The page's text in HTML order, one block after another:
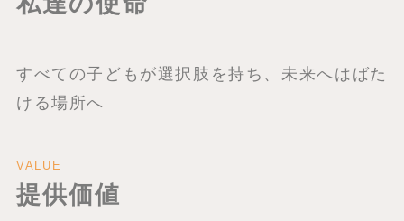
すべての子どもが選択肢を持ち、未来へはばた
ける場所へ
VALUE
提供価値